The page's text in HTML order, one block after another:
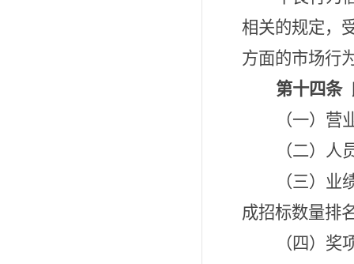
相关的规定，
方面的市场行
第十四条
（一）
（二）人
（三） 业
成招标数量排
（四）